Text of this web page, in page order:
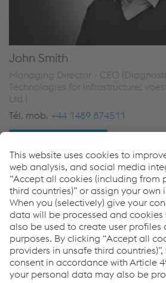
John Smith
Managing Director - CEO
Technologies for Infrastructure;
Ltd.)
Tél. mob. +44 1489 874511
Links
Diagnostic & Monitoring
Downloads
zentrak TRMPDF | 846 KB